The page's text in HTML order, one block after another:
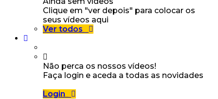
Clique em "ver depois" para colocar os
seus vídeos aqui
Ver todos
Não perca os nossos vídeos!
Faça login e aceda a todas as novidades
Login